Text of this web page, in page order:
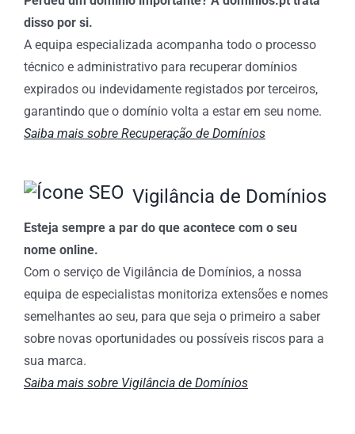
disso por si.
A equipa especializada acompanha todo o processo
técnico e administrativo para recuperar domínios
expirados ou indevidamente registados por terceiros,
garantindo que o domínio volta a estar em seu nome.
Saiba mais sobre Recuperação de Domínios
Vigilância de Domínios
Esteja sempre a par do que acontece com o seu
nome online.
Com o serviço de Vigilância de Domínios, a nossa
equipa de especialistas monitoriza extensões e nomes
semelhantes ao seu, para que seja o primeiro a saber
sobre novas oportunidades ou possíveis riscos para a
sua marca.
Saiba mais sobre Vigilância de Domínios